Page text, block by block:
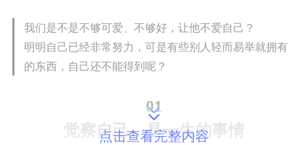
我们是不是不够可爱、不够好，让他不爱自己？
明明自己已经非常努力，可是有些别人轻而易举就拥有
的东西，自己还不能得到呢？
01
觉察自己，是一生的事情
点击查看完整内容